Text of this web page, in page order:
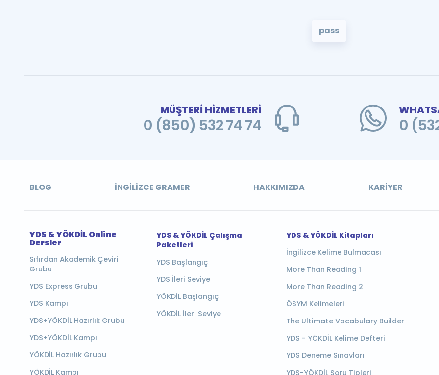
pass
MÜŞTERİ HİZMETLERİ
0 (850) 532 74 74 0
BLOG İNGILIZCE GRAMER HAKKIMIZDA KARIYER
YDS & YÖKDİL Online
Dersler
Sıfırdan Akademik Çeviri
Grubu
YDS Express Grubu
YDS Kampı
YDS+YÖKDİL Hazırlık Grubu
YDS+YÖKDİL Kampı
YÖKDİL Hazırlık Grubu
YÖKDİL Kampı
YDS & YÖKDİL Çalışma
Paketleri
YDS Başlangıç
YDS İleri Seviye
YÖKDİL Başlangıç
YÖKDİL İleri Seviye
YDS & YÖKDİL Kitapları
İngilizce Kelime Bulmacası
More Than Reading 1
More Than Reading 2
ÖSYM Kelimeleri
The Ultimate Vocabulary Builder
YDS - YÖKDİL Kelime Defteri
YDS Deneme Sınavları
YDS-YÖKDİL Soru Tipleri